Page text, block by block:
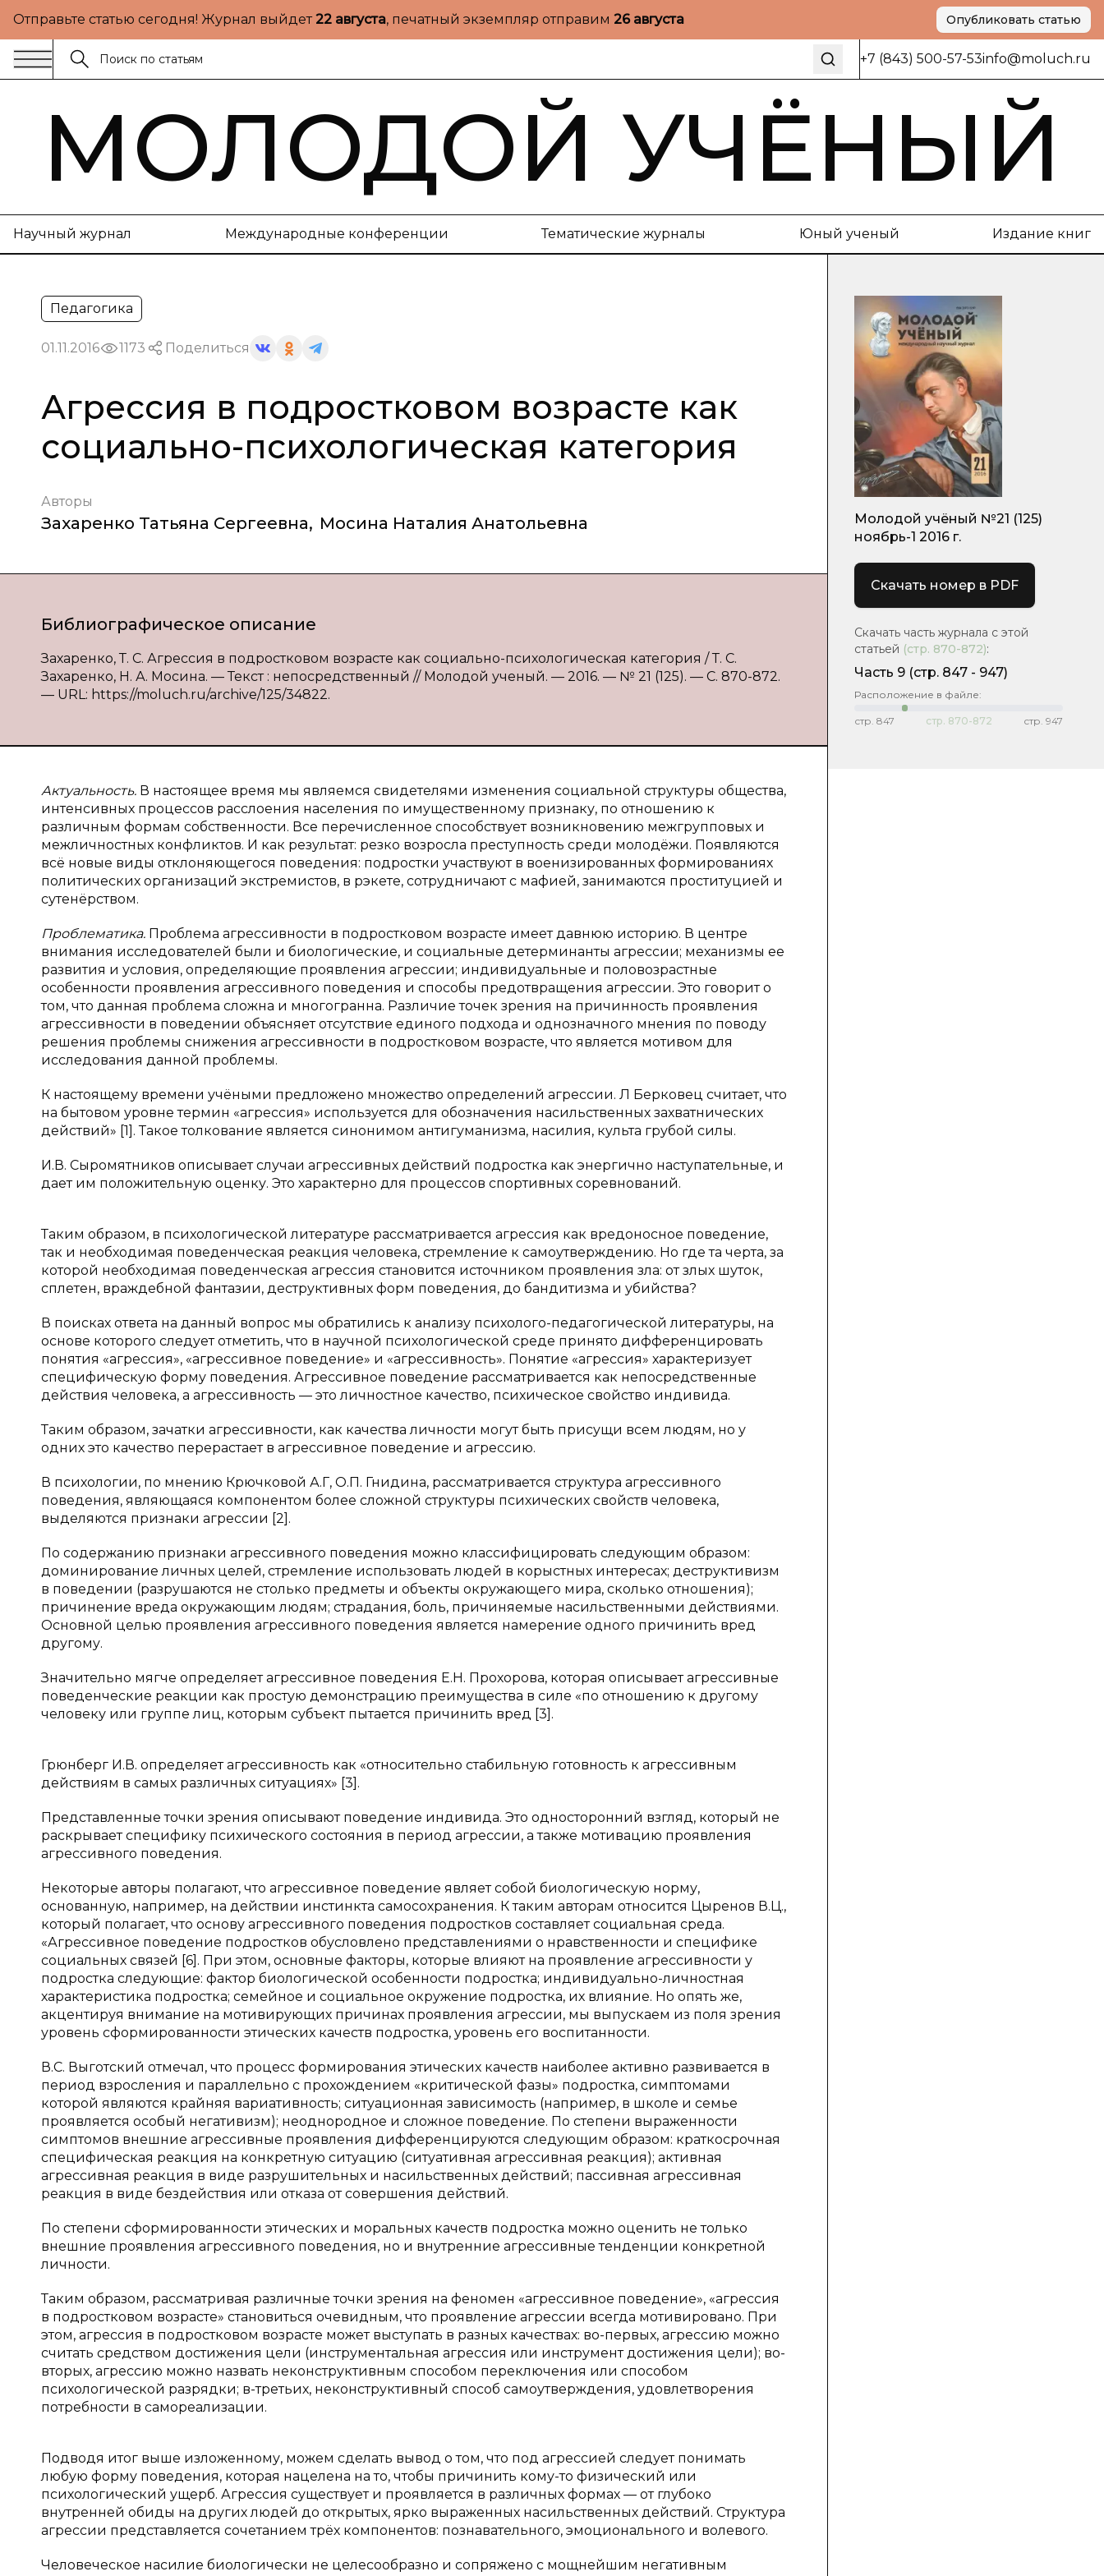
Отправьте статью сегодня! Журнал выйдет22 августа, печатный экземпляр отправим 26 августа Опубликовать статью
+7 (843) 500-57-53info@moluch.ru
МОЛОДОЙ УЧЁНЫЙ
Научный журнал Международные конференции Тематические журналы Юный ученый Издание книг
Педагогика
01.11.2016 1173 Поделиться
Агрессия в подростковом возрасте как
социально-психологическая категория
Авторы
Захаренко Татьяна Сергеевна, Мосина Наталия Анатольевна
Библиографическое описание
Захаренко, Т. С. Агрессия в подростковом возрасте как социально-психологическая категория / Т. С.
Захаренко, Н. А. Мосина. — Текст : непосредственный // Молодой ученый. — 2016. — № 21 (125). — С. 870-872.
— URL: https://moluch.ru/archive/125/34822.
Актуальность. В настоящее время мы являемся свидетелями изменения социальной структуры общества,
интенсивных процессов расслоения населения по имущественному признаку, по отношению к
различным формам собственности. Все перечисленное способствует возникновению межгрупповых и
межличностных конфликтов. И как результат: резко возросла преступность среди молодёжи. Появляются
всё новые виды отклоняющегося поведения: подростки участвуют в военизированных формированиях
политических организаций экстремистов, в рэкете, сотрудничают с мафией, занимаются проституцией и
сутенёрством.
Проблематика. Проблема агрессивности в подростковом возрасте имеет давнюю историю. В центре
внимания исследователей были и биологические, и социальные детерминанты агрессии; механизмы ее
развития и условия, определяющие проявления агрессии; индивидуальные и половозрастные
особенности проявления агрессивного поведения и способы предотвращения агрессии. Это говорит о
том, что данная проблема сложна и многогранна. Различие точек зрения на причинность проявления
агрессивности в поведении объясняет отсутствие единого подхода и однозначного мнения по поводу
решения проблемы снижения агрессивности в подростковом возрасте, что является мотивом для
исследования данной проблемы.
К настоящему времени учёными предложено множество определений агрессии. Л Берковец считает, что
на бытовом уровне термин «агрессия» используется для обозначения насильственных захватнических
действий» [1]. Такое толкование является синонимом антигуманизма, насилия, культа грубой силы.
И.В. Сыромятников описывает случаи агрессивных действий подростка как энергично наступательные, и
дает им положительную оценку. Это характерно для процессов спортивных соревнований.
Таким образом, в психологической литературе рассматривается агрессия как вредоносное поведение,
так и необходимая поведенческая реакция человека, стремление к самоутверждению. Но где та черта, за
которой необходимая поведенческая агрессия становится источником проявления зла: от злых шуток,
сплетен, враждебной фантазии, деструктивных форм поведения, до бандитизма и убийства?
В поисках ответа на данный вопрос мы обратились к анализу психолого-педагогической литературы, на
основе которого следует отметить, что в научной психологической среде принято дифференцировать
понятия «агрессия», «агрессивное поведение» и «агрессивность». Понятие «агрессия» характеризует
специфическую форму поведения. Агрессивное поведение рассматривается как непосредственные
действия человека, а агрессивность — это личностное качество, психическое свойство индивида.
Таким образом, зачатки агрессивности, как качества личности могут быть присущи всем людям, но у
одних это качество перерастает в агрессивное поведение и агрессию.
В психологии, по мнению Крючковой А.Г, О.П. Гнидина, рассматривается структура агрессивного
поведения, являющаяся компонентом более сложной структуры психических свойств человека,
выделяются признаки агрессии [2].
По содержанию признаки агрессивного поведения можно классифицировать следующим образом:
доминирование личных целей, стремление использовать людей в корыстных интересах; деструктивизм
в поведении (разрушаются не столько предметы и объекты окружающего мира, сколько отношения);
причинение вреда окружающим людям; страдания, боль, причиняемые насильственными действиями.
Основной целью проявления агрессивного поведения является намерение одного причинить вред
другому.
Значительно мягче определяет агрессивное поведения Е.Н. Прохорова, которая описывает агрессивные
поведенческие реакции как простую демонстрацию преимущества в силе «по отношению к другому
человеку или группе лиц, которым субъект пытается причинить вред [3].
Грюнберг И.В. определяет агрессивность как «относительно стабильную готовность к агрессивным
действиям в самых различных ситуациях» [3].
Представленные точки зрения описывают поведение индивида. Это односторонний взгляд, который не
раскрывает специфику психического состояния в период агрессии, а также мотивацию проявления
агрессивного поведения.
Некоторые авторы полагают, что агрессивное поведение являет собой биологическую норму,
основанную, например, на действии инстинкта самосохранения. К таким авторам относится Цыренов В.Ц.,
который полагает, что основу агрессивного поведения подростков составляет социальная среда.
«Агрессивное поведение подростков обусловлено представлениями о нравственности и специфике
социальных связей [6]. При этом, основные факторы, которые влияют на проявление агрессивности у
подростка следующие: фактор биологической особенности подростка; индивидуально-личностная
характеристика подростка; семейное и социальное окружение подростка, их влияние. Но опять же,
акцентируя внимание на мотивирующих причинах проявления агрессии, мы выпускаем из поля зрения
уровень сформированности этических качеств подростка, уровень его воспитанности.
В.С. Выготский отмечал, что процесс формирования этических качеств наиболее активно развивается в
период взросления и параллельно с прохождением «критической фазы» подростка, симптомами
которой являются крайняя вариативность; ситуационная зависимость (например, в школе и семье
проявляется особый негативизм); неоднородное и сложное поведение. По степени выраженности
симптомов внешние агрессивные проявления дифференцируются следующим образом: краткосрочная
специфическая реакция на конкретную ситуацию (ситуативная агрессивная реакция); активная
агрессивная реакция в виде разрушительных и насильственных действий; пассивная агрессивная
реакция в виде бездействия или отказа от совершения действий.
По степени сформированности этических и моральных качеств подростка можно оценить не только
внешние проявления агрессивного поведения, но и внутренние агрессивные тенденции конкретной
личности.
Таким образом, рассматривая различные точки зрения на феномен «агрессивное поведение», «агрессия
в подростковом возрасте» становиться очевидным, что проявление агрессии всегда мотивировано. При
этом, агрессия в подростковом возрасте может выступать в разных качествах: во-первых, агрессию можно
считать средством достижения цели (инструментальная агрессия или инструмент достижения цели); во-
вторых, агрессию можно назвать неконструктивным способом переключения или способом
психологической разрядки; в-третьих, неконструктивный способ самоутверждения, удовлетворения
потребности в самореализации.
Подводя итог выше изложенному, можем сделать вывод о том, что под агрессией следует понимать
любую форму поведения, которая нацелена на то, чтобы причинить кому-то физический или
психологический ущерб. Агрессия существует и проявляется в различных формах — от глубоко
внутренней обиды на других людей до открытых, ярко выраженных насильственных действий. Структура
агрессии представляется сочетанием трёх компонентов: познавательного, эмоционального и волевого.
Человеческое насилие биологически не целесообразно и сопряжено с мощнейшим негативным
Молодой учёный №21 (125)
ноябрь-1 2016 г.
Скачать номер в PDF
Скачать часть журнала с этой
статьей (стр. 870-872):
Часть 9 (cтр. 847 - 947)
Расположение в файле:
стр. 847 стр. 870-872 стр. 947